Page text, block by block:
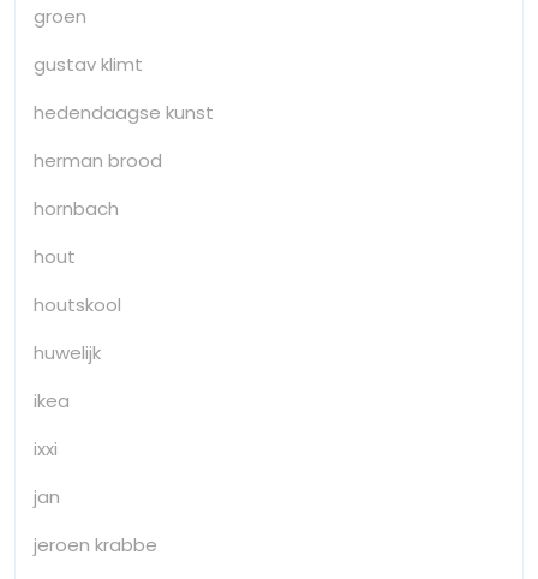
groen
gustav klimt
hedendaagse kunst
herman brood
hornbach
hout
houtskool
huwelijk
ikea
ixxi
jan
jeroen krabbe